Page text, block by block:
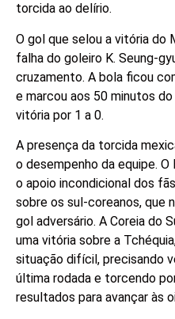
torcida ao delírio.
O gol que selou a vitória do
falha do goleiro K. Seung-
cruzamento. A bola ficou
e marcou aos 50 minutos
vitória por 1 a 0.
A presença da torcida
o desempenho da equipe.
o apoio incondicional dos
sobre os sul-coreanos, que
gol adversário. A Coreia do
uma vitória sobre a
situação difícil, precisando
última rodada e torcendo
resultados para avançar às